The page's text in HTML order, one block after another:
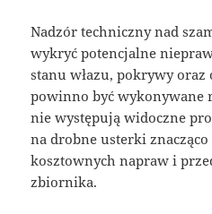
Nadzór techniczny nad
wykryć potencjalne
stanu włazu, pokrywy
powinno być wykonywane
nie występują widoczne
na drobne usterki
kosztownych napraw i
zbiornika.